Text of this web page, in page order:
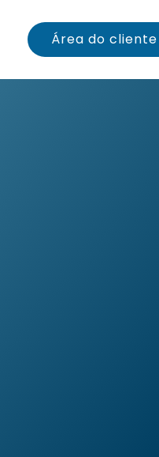
Área do cliente